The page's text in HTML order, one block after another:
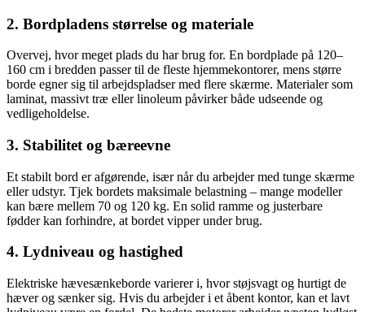
2. Bordpladens størrelse og materiale
Overvej, hvor meget plads du har brug for. En bordplade på 120–
160 cm i bredden passer til de fleste hjemmekontorer, mens større
borde egner sig til arbejdspladser med flere skærme. Materialer som
laminat, massivt træ eller linoleum påvirker både udseende og
vedligeholdelse.
3. Stabilitet og bæreevne
Et stabilt bord er afgørende, især når du arbejder med tunge skærme
eller udstyr. Tjek bordets maksimale belastning – mange modeller
kan bære mellem 70 og 120 kg. En solid ramme og justerbare
fødder kan forhindre, at bordet vipper under brug.
4. Lydniveau og hastighed
Elektriske hævesænkeborde varierer i, hvor støjsvagt og hurtigt de
hæver og sænker sig. Hvis du arbejder i et åbent kontor, kan et lavt